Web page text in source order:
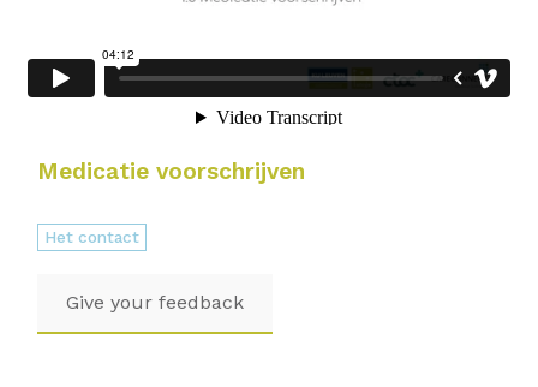
Medicatie voorschrijven
Het contact
Give your feedback